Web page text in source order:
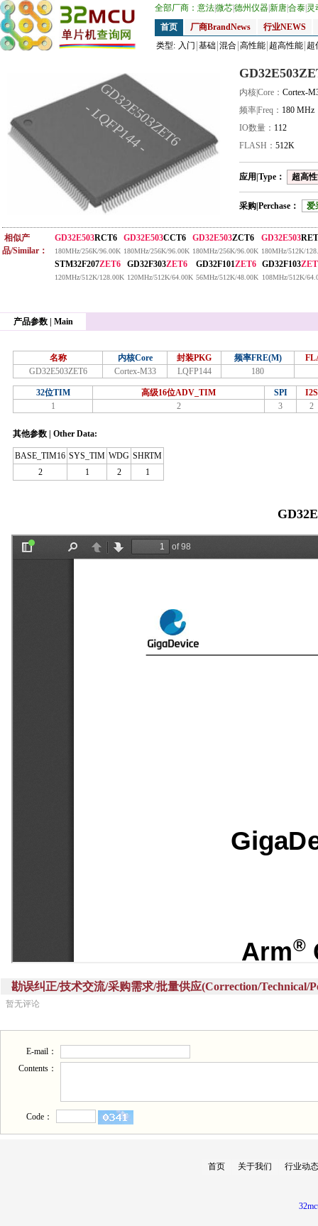
全部厂商： 意法微芯德州仪器新唐合泰 灵
首页
厂商BrandNews
行业NEWS
类型: 入门 基础 混合 高性能 超高性能 超
GD32E503ZET6
- LQFP144 -
内核|Core： Cortex-
频率|Freq： 180 MHz
IO数量： 112
FLASH： 512K
应用|Type： 超高
采购|Perchase： 爱
相似产
品/Similar：
GD32E503RCT6
180MHz/256K/96.00K
GD32E503CCT6
180MHz/256K/96.00K
GD32E503ZCT6
180MHz/256K/96.00K
GD32E503
180MHz/512K/
STM32F207ZET6
120MHz/512K/128.00K
GD32F303ZET6
120MHz/512K/64.00K
GD32F101ZET6
56MHz/512K/48.00K
GD32F103
108MHz/512K/
产品参数 | Main
名称 内核Core 封装PKG 频率FRE(M)
GD32E503ZET6
Cortex-M33 LQFP144 180
32位TIM 高级16位ADV_TIM SPI
I2S
1
2 3 2
其他参数 | Other Data:
BASE_TIM16 SYS_TIM WDG SHRTM
2
1 2 1
勘误纠正/技术交流/采购需求/批量供应(Correction/Technical/
暂无评论
E-mail：
Contents：
Code：
首页 关于我们 行业动态